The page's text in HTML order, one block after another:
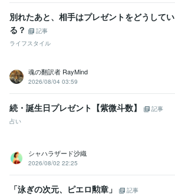
別れたあと、相手はプレゼントをどうしてい
る？
記事
ライフスタイル
魂の翻訳者 RayMind
2026/08/04 03:59
続・誕生日プレゼント【紫微斗数】
記事
占い
シャハラザード沙織
2026/08/02 22:25
「泳ぎの次元、ピエロ勲章」
記事